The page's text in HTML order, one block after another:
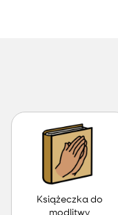
Książeczka do
modlitwy